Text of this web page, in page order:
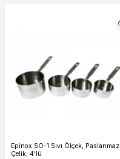
Epinox SO-1 Sıvı Ölçek, Paslanmaz
Çelik, 4'lü